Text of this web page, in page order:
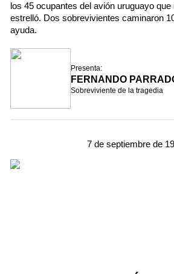
los 45 ocupantes del avión uruguayo
estrelló. Dos sobrevivientes caminaron
ayuda.
Presenta:
FERNANDO
Sobreviviente de la tragedia
7 de septiembre de